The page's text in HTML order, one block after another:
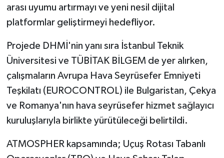
arası uyumu artırmayı ve yeni nesil dijital
platformlar geliştirmeyi hedefliyor.
Projede DHMİ'nin yanı sıra İstanbul Teknik
Üniversitesi ve TÜBİTAK BİLGEM de yer alırken,
çalışmaların Avrupa Hava Seyrüsefer Emniyeti
Teşkilatı (EUROCONTROL) ile Bulgaristan, Çekya
ve Romanya'nın hava seyrüsefer hizmet sağlayıcı
kuruluşlarıyla birlikte yürütüleceği belirtildi.
ATMOSPHER kapsamında; Uçuş Rotası Tabanlı